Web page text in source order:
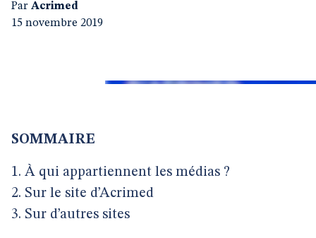
Par Acrimed
15 novembre 2019
SOMMAIRE
1. À qui appartiennent les médias ?
2. Sur le site d’Acrimed
3. Sur d’autres sites